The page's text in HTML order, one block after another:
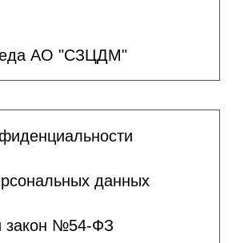
АО "СЗЦДМ"
данных
закон №54-ФЗ